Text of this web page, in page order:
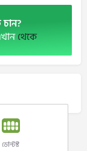
থেকে
ডেন্টিস্ট